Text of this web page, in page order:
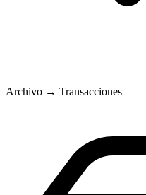
Archivo → Transacciones